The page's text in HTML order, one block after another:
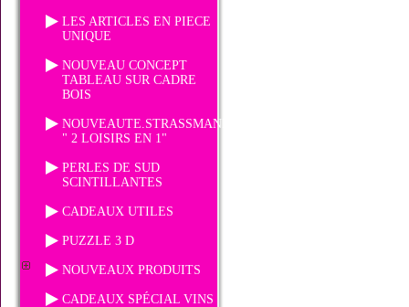
LES ARTICLES EN PIECE
UNIQUE
NOUVEAU CONCEPT
TABLEAU SUR CADRE
BOIS
NOUVEAUTE.STRASSMANIA
" 2 LOISIRS EN 1"
PERLES DE SUD
SCINTILLANTES
CADEAUX UTILES
PUZZLE 3 D
NOUVEAUX PRODUITS
CADEAUX SPÉCIAL VINS